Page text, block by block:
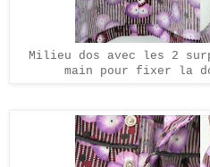
Milieu dos avec les 2
main pour fixer la